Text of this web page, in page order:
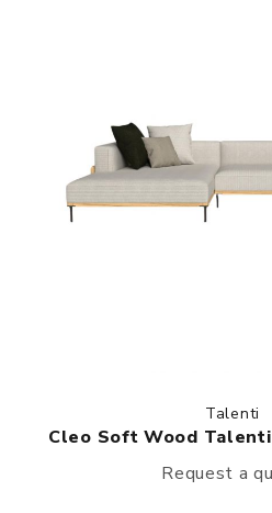
Talenti
Cleo Soft Wood
Request a